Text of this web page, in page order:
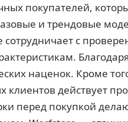
покупателей,
и трендовые
с
наценок. Кроме
действует
перед покупкой